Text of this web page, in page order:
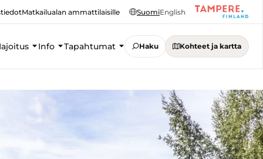
Matkailualan ammattilaisille SuomiEnglish
Info Tapahtumat Haku Kohteet ja kartta